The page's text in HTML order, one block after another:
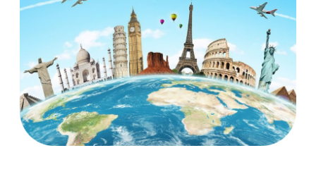
Туристическая компания «Софт-Тур» –
ответственное, опытное туристическое
агентство рядом с Вами, организует ваше
путешествие в любую точку мира.
Работаем для вас с 2004 года. С 2013
года — бессменный лидер
Нижегородской туриндустрии.
Наше основное правило – клиент